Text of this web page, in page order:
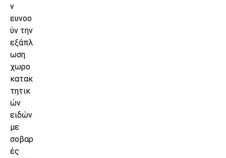
ν
ευνοο
ύν την
εξάπλ
ωση
χωρο
κατακ
τητικ
ών
ειδών
με
σοβαρ
ές